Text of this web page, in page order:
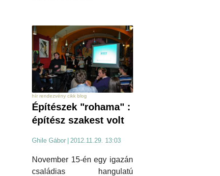
hír rendezvény cikk blog
Építészek "rohama" :
építész szakest volt
Ghile Gábor 2012.11.29. 13:03
November 15-én egy igazán
családias hangulatú